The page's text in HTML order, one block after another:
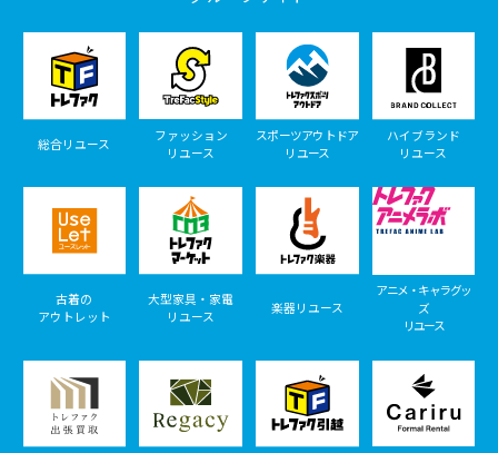
総合リユース
ファッション
リユース
スポーツアウトドア
リユース
ハイブランド
リユース
古着の
アウトレット
大型家具・家電
リユース
楽器リユース
アニメ・キャラグッ
ズ
リユース